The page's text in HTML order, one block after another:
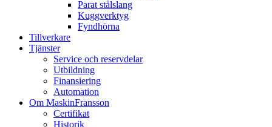
Parat stålslang
Kuggverktyg
Fyndhörna
Tillverkare
Tjänster
Service och reservdelar
Utbildning
Finansiering
Automation
Om MaskinFransson
Certifikat
Historik